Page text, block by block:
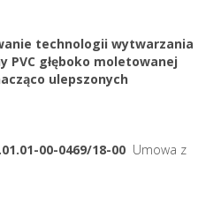
technologii wytwarzania
PVC głęboko moletowanej
ulepszonych
00-0469/18-00 Umowa z